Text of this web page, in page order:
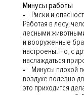
Минусы работы
• Риски и
Работая в лесу,
лесными
и вооруженные
настроены. Но, с
наслаждаться
• Минусы плохой
воздухе полезно
это приходится